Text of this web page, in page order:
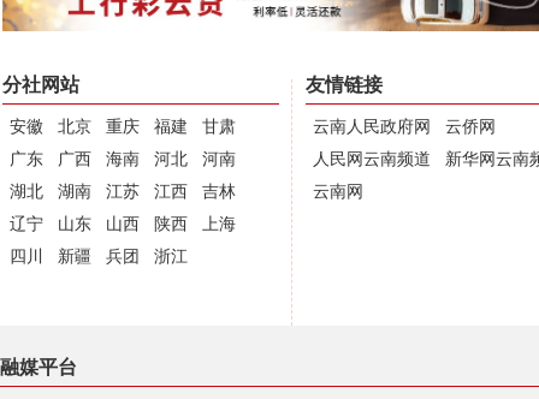
分社网站
安徽 北京 重庆 福建
甘肃
广东
广西 海南 河北
河南
湖北
湖南 江苏 江西
吉林
辽宁
山东 山西 陕西
上海
四川
新疆 兵团 浙江
友情链接
云南人民政府网
云侨网
人民网云南频道
新华网云南
云南网
融媒平台